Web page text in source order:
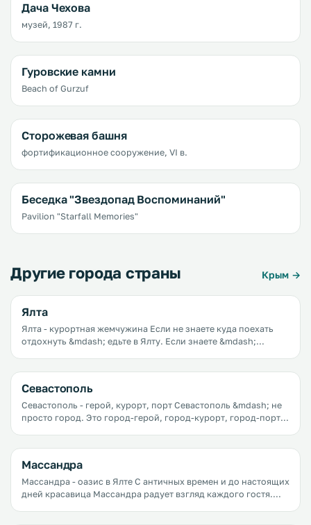
Дача Чехова
музей, 1987 г.
Гуровские камни
Beach of Gurzuf
Сторожевая башня
фортификационное сооружение, VI в.
Беседка "Звездопад Воспоминаний"
Pavilion "Starfall Memories"
Другие города страны Крым →
Ялта
Ялта - курортная жемчужина Если не знаете куда поехать
отдохнуть &mdash; едьте в Ялту. Если знаете &mdash;
Севастополь
Севастополь - герой, курорт, порт Севастополь &mdash; не
просто город. Это город-герой, город-курорт, город-порт,
Массандра
Массандра - оазис в Ялте С античных времен и до настоящих
дней красавица Массандра радует взгляд каждого гостя.